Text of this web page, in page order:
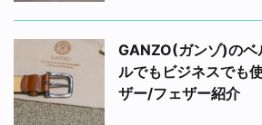
GANZO(ガンゾ)のベ
ルでもビジネスでも
ザー/フェザー紹介